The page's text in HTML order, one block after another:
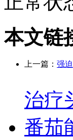
本文链
上一篇： 强
治疗
番茄